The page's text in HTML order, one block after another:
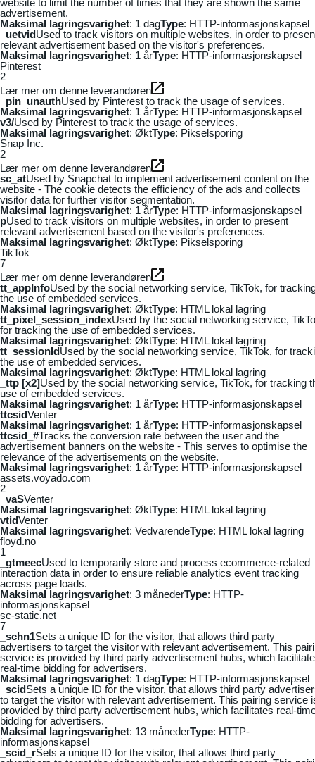
advertisement.
Maksimal lagringsvarighet: 1 dagType: HTTP-informasjonskapsel
_uetvidUsed to track visitors on multiple websites, in order to
relevant advertisement based on the visitor's preferences.
Maksimal lagringsvarighet: 1 årType: HTTP-informasjonskapsel
Pinterest
2
Lær mer om denne leverandøren
_pin_unauthUsed by Pinterest to track the usage of services.
Maksimal lagringsvarighet: 1 årType: HTTP-informasjonskapsel
v3/Used by Pinterest to track the usage of services.
Maksimal lagringsvarighet: ØktType: Pikselsporing
Snap Inc.
2
Lær mer om denne leverandøren
sc_atUsed by Snapchat to implement advertisement content on the
website - The cookie detects the efficiency of the ads and collects
visitor data for further visitor segmentation.
Maksimal lagringsvarighet: 1 årType: HTTP-informasjonskapsel
pUsed to track visitors on multiple websites, in order to present
relevant advertisement based on the visitor's preferences.
Maksimal lagringsvarighet: ØktType: Pikselsporing
TikTok
7
Lær mer om denne leverandøren
tt_appInfoUsed by the social networking service, TikTok, for
the use of embedded services.
Maksimal lagringsvarighet: ØktType: HTML lokal lagring
tt_pixel_session_indexUsed by the social networking service,
for tracking the use of embedded services.
Maksimal lagringsvarighet: ØktType: HTML lokal lagring
tt_sessionIdUsed by the social networking service, TikTok, for
the use of embedded services.
Maksimal lagringsvarighet: ØktType: HTML lokal lagring
_ttp [x2]Used by the social networking service, TikTok, for tracking
use of embedded services.
Maksimal lagringsvarighet: 1 årType: HTTP-informasjonskapsel
ttcsidVenter
Maksimal lagringsvarighet: 1 årType: HTTP-informasjonskapsel
ttcsid_#Tracks the conversion rate between the user and the
advertisement banners on the website - This serves to optimise the
relevance of the advertisements on the website.
Maksimal lagringsvarighet: 1 årType: HTTP-informasjonskapsel
assets.voyado.com
2
_vaSVenter
Maksimal lagringsvarighet: ØktType: HTML lokal lagring
vtidVenter
Maksimal lagringsvarighet: VedvarendeType: HTML lokal lagring
floyd.no
1
_gtmeecUsed to temporarily store and process ecommerce-related
interaction data in order to ensure reliable analytics event tracking
across page loads.
Maksimal lagringsvarighet: 3 månederType: HTTP-
informasjonskapsel
sc-static.net
7
_schn1Sets a unique ID for the visitor, that allows third party
advertisers to target the visitor with relevant advertisement. This
service is provided by third party advertisement hubs, which
real-time bidding for advertisers.
Maksimal lagringsvarighet: 1 dagType: HTTP-informasjonskapsel
_scidSets a unique ID for the visitor, that allows third party
to target the visitor with relevant advertisement. This pairing service
provided by third party advertisement hubs, which facilitates real-
bidding for advertisers.
Maksimal lagringsvarighet: 13 månederType: HTTP-
informasjonskapsel
_scid_rSets a unique ID for the visitor, that allows third party